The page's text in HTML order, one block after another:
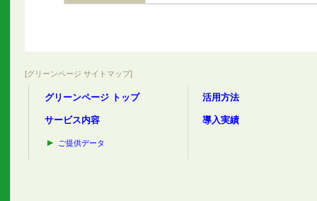
[グリーンページ サイトマップ]
グリーンページ トップ
サービス内容
ご提供データ
活用方法
導入実績